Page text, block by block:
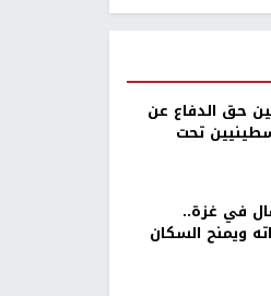
حق الدفاع عن
تحت
في غزة..
ويمنح السكان